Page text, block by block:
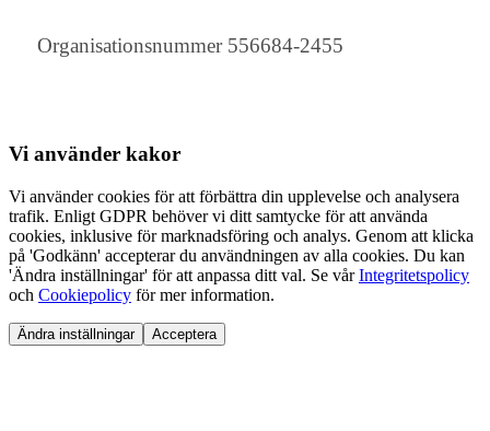
Organisationsnummer 556684-2455
Vi använder kakor
Vi använder cookies för att förbättra din upplevelse och analysera
trafik. Enligt GDPR behöver vi ditt samtycke för att använda
cookies, inklusive för marknadsföring och analys. Genom att klicka
på 'Godkänn' accepterar du användningen av alla cookies. Du kan
'Ändra inställningar' för att anpassa ditt val. Se vårIntegritetspolicy
och Cookiepolicy för mer information.
Ändra inställningar Acceptera